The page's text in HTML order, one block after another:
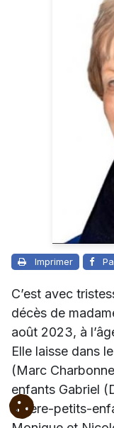
Imprimer
C’est avec
décès de
août 2023, à
Elle laisse dans
(Marc
enfants Gabriel
arrière-petits-